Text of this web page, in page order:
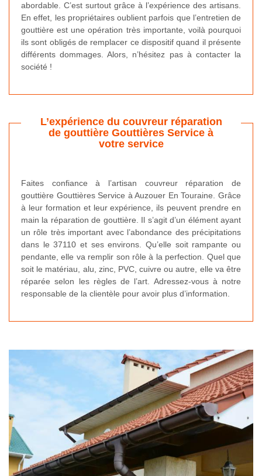
abordable. C’est surtout grâce à l’expérience des artisans.
En effet, les propriétaires oublient parfois que l’entretien de
gouttière est une opération très importante, voilà pourquoi
ils sont obligés de remplacer ce dispositif quand il présente
différents dommages. Alors, n’hésitez pas à contacter la
société !
L’expérience du couvreur réparation
de gouttière Gouttières Service à
votre service
Faites confiance à l’artisan couvreur réparation de
gouttière Gouttières Service à Auzouer En Touraine. Grâce
à leur formation et leur expérience, ils peuvent prendre en
main la réparation de gouttière. Il s’agit d’un élément ayant
un rôle très important avec l’abondance des précipitations
dans le 37110 et ses environs. Qu’elle soit rampante ou
pendante, elle va remplir son rôle à la perfection. Quel que
soit le matériau, alu, zinc, PVC, cuivre ou autre, elle va être
réparée selon les règles de l’art. Adressez-vous à notre
responsable de la clientèle pour avoir plus d’information.